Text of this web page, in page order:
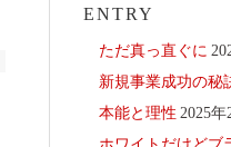
ENTRY
ただ真っ直ぐに
新規事業成功の秘
本能と理性 2025年